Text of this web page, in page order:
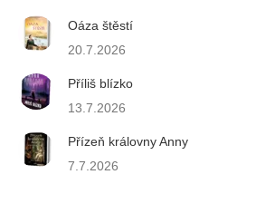
Oáza štěstí
20.7.2026
Příliš blízko
13.7.2026
Přízeň královny Anny
7.7.2026